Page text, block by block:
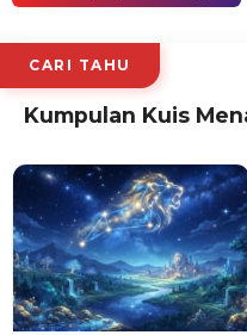
CARI TAHU
Kumpulan Kuis